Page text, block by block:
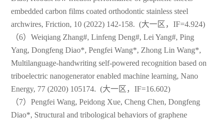
embedded carbon films coated orthodontic stainless steel
archwires, Friction, 10 (2022) 142-158. (大一区，IF=4.924)
（6）Weiqiang Zhang#, Linfeng Deng#, Lei Yang#, Ping
Yang, Dongfeng Diao*, Pengfei Wang*, Zhong Lin Wang*,
Multilanguage-handwriting self-powered recognition based on
triboelectric nanogenerator enabled machine learning, Nano
Energy, 77 (2020) 105174. (大一区，IF=16.602)
（7）Pengfei Wang, Peidong Xue, Cheng Chen, Dongfeng
Diao*, Structural and tribological behaviors of graphene